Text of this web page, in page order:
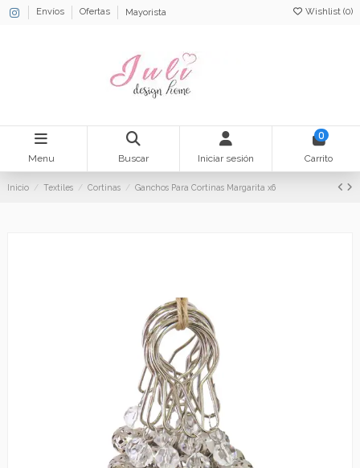
Envíos Ofertas Mayorista Wishlist (0)
Menu Buscar Iniciar sesión
0
Carrito
Inicio Textiles Cortinas Ganchos Para Cortinas Margarita x6